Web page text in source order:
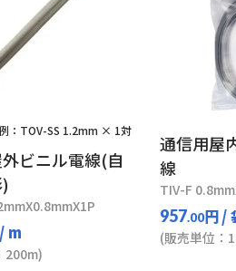
：TOV-SS 1.2mm × 1対
ビニル電線(自
/ m
200m)
通信用屋
線
TIV-F
957.00円/
(販売単位：